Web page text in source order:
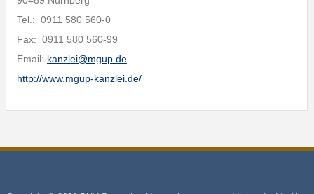
Tel.: 0911 580 560-0
Fax: 0911 580 560-99
Email: kanzlei@mgup.de
http://www.mgup-kanzlei.de/